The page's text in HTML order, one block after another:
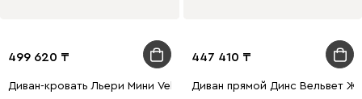
499 620
Диван-кровать Льери Мини Velvet Light
447 410
Диван прямой Динс Вельвет